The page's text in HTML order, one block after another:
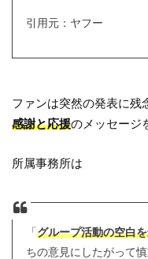
引用元：ヤフー
ファンは突然の発表に残
感謝と応援のメッセージ
所属事務所は
「グループ活動の空白
ちの意見にしたがって